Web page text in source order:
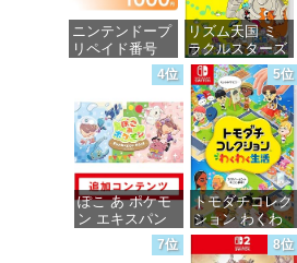
ニンテンドープ
リペイド番号
1000円|オンラ
インコード版
価格：¥1,000
リズム天国 ミ
ラクルスターズ
-Switch
価格：¥5,645
4位
ぽこ あ ポケモ
ン エキスパン
ションパス|オン
ラインコード版
5位
トモダチコレク
ション わくわ
く生活 -Switch
7位 8位